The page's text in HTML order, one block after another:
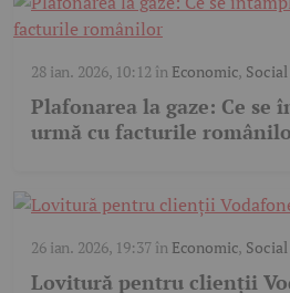
28 ian. 2026, 10:12 în Economic, Social
Plafonarea la gaze: Ce se
urmă cu facturile
26 ian. 2026, 19:37în Economic, Social
Lovitură pentru clienții